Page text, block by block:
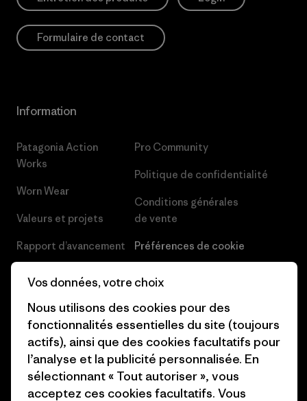
Formulaire de contact
Information
Patagonia Action
Works
Worn Wear
Valeurs et projets
Rapport d’avancement
Objectifs climatiques
1% For The Planet
Comment nous
finançons
Pro Community
Politique de confidentialité
Conditions générales
de vente
Préférences de cookie
Presse et media
Industry program
Programme d’affiliation
Patagonia Luxembourg Plan du
Vos données, votre choix
Nous utilisons des cookies pour des
fonctionnalités essentielles du site (toujours
actifs), ainsi que des cookies facultatifs pour
l’analyse et la publicité personnalisée. En
sélectionnant « Tout autoriser », vous
acceptez ces cookies facultatifs. Vous